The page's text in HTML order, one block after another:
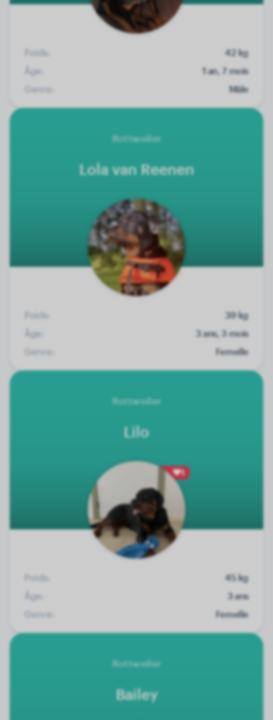
Poids:
42 kg
Âge:
1 an, 7 mois
Genre:
Mâle
Rottweiler
Lola van Reenen
Poids:
39 kg
Âge:
3 ans, 3 mois
Genre:
Femelle
Rottweiler
Lilo
1
Poids:
45 kg
Âge:
3 ans
Genre:
Femelle
Rottweiler
Bailey